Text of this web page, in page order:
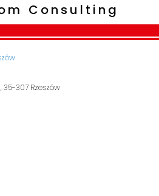
Consulting
35-307 Rzeszów